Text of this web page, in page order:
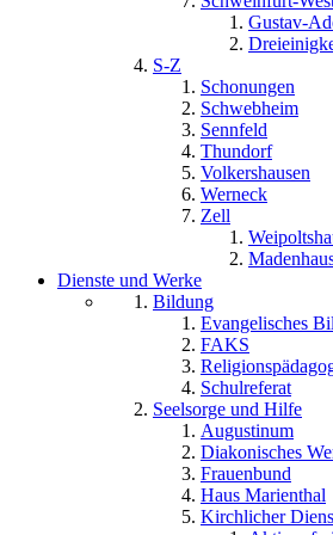
Gustav-
S-Z
Schonungen
Schwebheim
Sennfeld
Thundorf
Volkershausen
Werneck
Zell
Dienste und Werke
Bildung
Evangelisches
FAKS
Schulreferat
Seelsorge und Hilfe
Augustinum
Diakonisches
Frauenbund
Haus Marienthal
Kirchlicher